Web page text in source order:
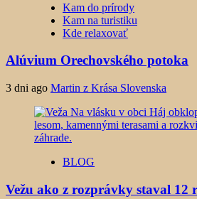
Kam do prírody
Kam na turistiku
Kde relaxovať
Alúvium Orechovského potoka
3 dni ago Martin z Krása Slovenska
BLOG
Vežu ako z rozprávky staval 12